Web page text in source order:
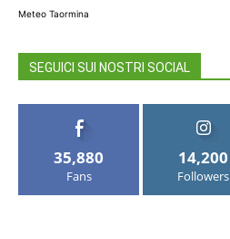
Meteo Taormina
SEGUICI SUI NOSTRI SOCIAL
35,880
Fans
14,200
Followers